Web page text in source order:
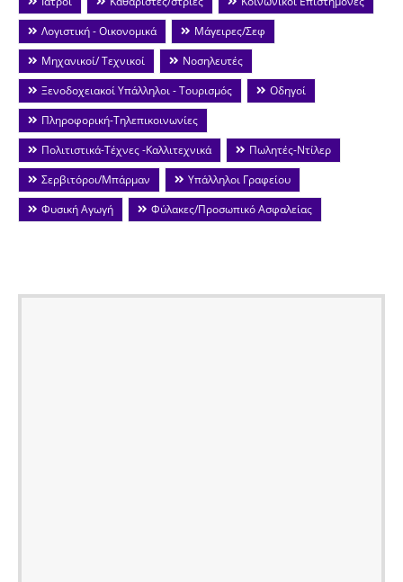
Λογιστική - Οικονομικά
Μάγειρες/Σεφ
Μηχανικοί/ Τεχνικοί
Νοσηλευτές
Ξενοδοχειακοί Υπάλληλοι - Τουρισμός
Οδηγοί
Πληροφορική-Τηλεπικοινωνίες
Πολιτιστικά-Τέχνες -Καλλιτεχνικά
Πωλητές-Ντίλερ
Σερβιτόροι/Μπάρμαν
Υπάλληλοι Γραφείου
Φυσική Αγωγή
Φύλακες/Προσωπικό Ασφαλείας